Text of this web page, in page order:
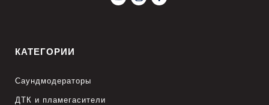
КАТЕГОРИИ
Саундмодераторы
ДТК и пламегасители